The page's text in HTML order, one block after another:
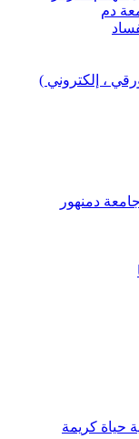
دم
، إلكتروني )
جامعة دمنهور
حياة كريمة